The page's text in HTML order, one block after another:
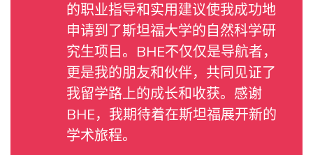
的职业指导和实用建议使我成功地
申请到了斯坦福大学的自然科学研
究生项目。BHE不仅仅是导航者，
更是我的朋友和伙伴，共同见证了
我留学路上的成长和收获。感谢
BHE，我期待着在斯坦福展开新的
学术旅程。